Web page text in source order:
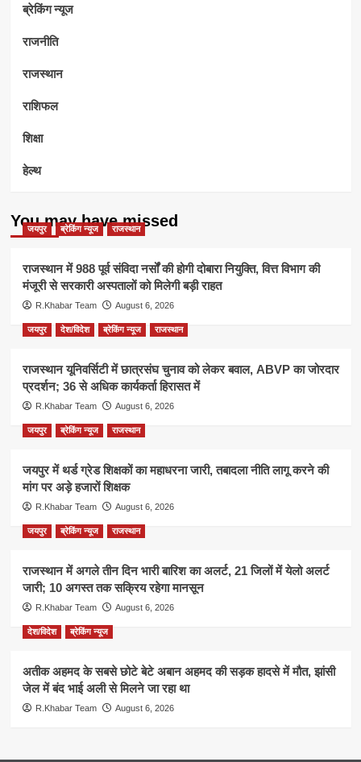
ब्रेकिंग न्यूज
राजनीति
राजस्थान
राशिफल
शिक्षा
हेल्थ
You may have missed
जयपुर ब्रेकिंग न्यूज राजस्थान
राजस्थान में 988 पूर्व संविदा नर्सों की होगी दोबारा नियुक्ति, वित्त विभाग की
मंजूरी से सरकारी अस्पतालों को मिलेगी बड़ी राहत
R.Khabar Team August 6, 2026
जयपुर देश/विदेश ब्रेकिंग न्यूज राजस्थान
राजस्थान यूनिवर्सिटी में छात्रसंघ चुनाव को लेकर बवाल, ABVP का जोरदार
प्रदर्शन; 36 से अधिक कार्यकर्ता हिरासत में
R.Khabar Team August 6, 2026
जयपुर ब्रेकिंग न्यूज राजस्थान
जयपुर में थर्ड ग्रेड शिक्षकों का महाधरना जारी, तबादला नीति लागू करने की
मांग पर अड़े हजारों शिक्षक
R.Khabar Team August 6, 2026
जयपुर ब्रेकिंग न्यूज राजस्थान
राजस्थान में अगले तीन दिन भारी बारिश का अलर्ट, 21 जिलों में येलो अलर्ट
जारी; 10 अगस्त तक सक्रिय रहेगा मानसून
R.Khabar Team August 6, 2026
देश/विदेश ब्रेकिंग न्यूज
अतीक अहमद के सबसे छोटे बेटे अबान अहमद की सड़क हादसे में मौत, झांसी
जेल में बंद भाई अली से मिलने जा रहा था
R.Khabar Team August 6, 2026